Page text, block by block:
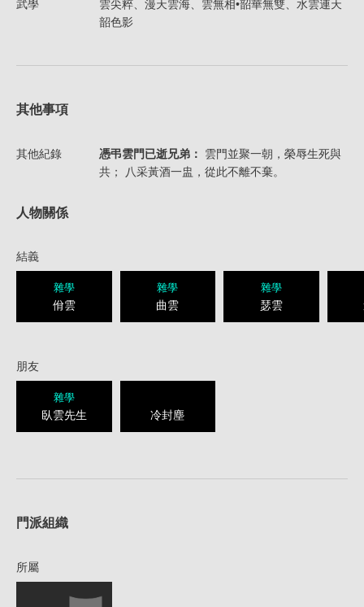
武學
雲尖粹、漫天雲海、雲無相•韶華無雙、水雲連天
韶色影
其他事項
其他紀錄 憑弔雲門已逝兄弟：
雲門並聚一朝，榮辱生死與
共； 八采黃酒一盅，從此不離不棄。
人物關係
結義
雜學
佾雲
雜學
曲雲
雜學
瑟雲
朋友
雜學
臥雲先生 冷封塵
門派組織
所屬